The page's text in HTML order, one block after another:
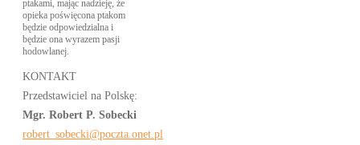
ptakami, mając nadzieję, że
opieka poświęcona ptakom
będzie odpowiedzialna i
będzie ona wyrazem pasji
hodowlanej.
KONTAKT
Przedstawiciel na Polskę:
Mgr. Robert P. Sobecki
robert_sobecki@poczta.onet.pl